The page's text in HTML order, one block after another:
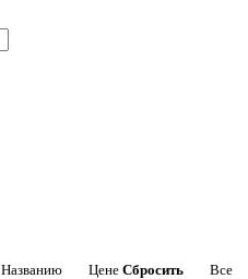
Названию Цене Сбросить Все